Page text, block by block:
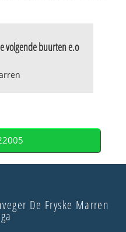
volgende buurten e.o
De Fryske Marren